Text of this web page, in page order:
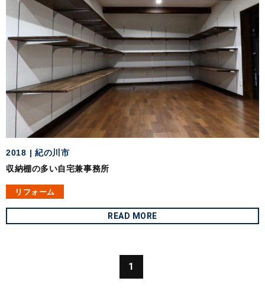
2018
紀の川市
収納棚の多い自宅兼事務所
リフォーム
READ MORE
1